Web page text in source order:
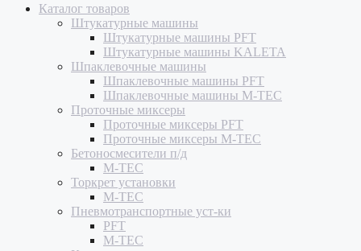
Каталог товаров
Штукатурные машины
Штукатурные машины PFT
Штукатурные машины KALETA
Шпаклевочные машины
Шпаклевочные машины PFT
Шпаклевочные машины M-TEC
Проточные миксеры
Проточные миксеры PFT
Проточные миксеры M-TEC
Бетоносмесители п/д
M-TEC
Торкрет установки
M-TEC
Пневмотранспортные уст-ки
PFT
M-TEC